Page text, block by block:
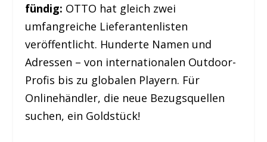
fündig: OTTO hat gleich zwei
umfangreiche Lieferantenlisten
veröffentlicht. Hunderte Namen und
Adressen – von internationalen Outdoor-
Profis bis zu globalen Playern. Für
Onlinehändler, die neue Bezugsquellen
suchen, ein Goldstück!